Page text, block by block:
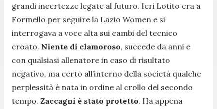
grandi incertezze legate al futuro. Ieri Lotito era a
Formello per seguire la Lazio Women e si
interrogava a voce alta sui cambi del tecnico
croato. Niente di clamoroso, succede da anni e
con qualsiasi allenatore in caso di risultato
negativo, ma certo all’interno della società qualche
perplessità è nata in ordine al crollo del secondo
tempo. Zaccagni è stato protetto. Ha appena